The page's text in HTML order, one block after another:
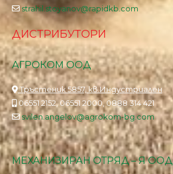
strahil.stoyanov@rapidkb.com
ДИСТРИБУТОРИ
АГРОКОМ ООД
Тръстеник 5857, кв.Индустриален
06551 2152, 06551 2000, 0888 314 421
svilen.angelov@agrokom-bg.com
МЕХАНИЗИРАН ОТРЯД – Я ООД